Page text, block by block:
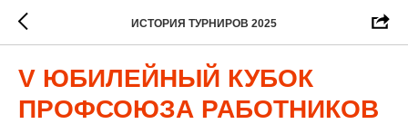
ИСТОРИЯ ТУРНИРОВ 2025
V ЮБИЛЕЙНЫЙ КУБОК
ПРОФСОЮЗА РАБОТНИКОВ